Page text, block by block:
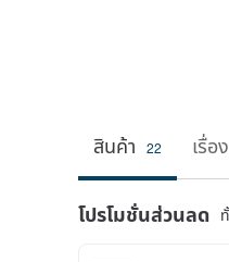
สินค้า 22 เรื่อ
โปรโมชั่นส่วนลด